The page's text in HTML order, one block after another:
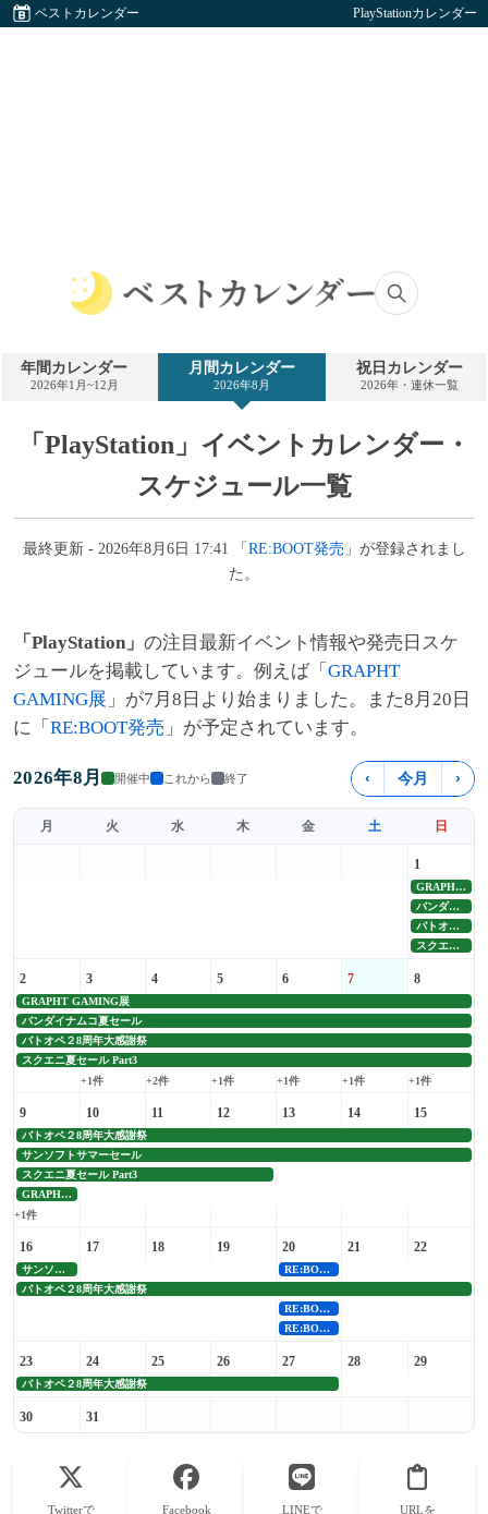
ベストカレンダー PlayStationカレンダー
ト
カ
ー
年間カレンダー
2026年1月~12月
月間カレンダー
2026年8月
祝日カレンダー
2026年・連休一覧
「PlayStation」イベントカレンダー・
スケジュール一覧
最終更新 - 2026年8月6日 17:41 「RE:BOOT発売 」が登録されまし
た。
「PlayStation」 の注目最新イベント情報や発売日スケ
ジュールを掲載しています。例えば「 GRAPHT
GAMING展 」が7月8日より始まりました。また8月20日
に「 RE:BOOT発売 」が予定されています。
2026年8月 開催中 これから 終了 ‹ 今月 ›
月 火 水 木 金 土 日
1
GRAPHT GAMING展
バンダイナムコ夏セール
バトオペ２8周年大感謝祭
スクエニ夏セール Part3
2 3 4 5 6 7 8
GRAPHT GAMING展
バンダイナムコ夏セール
バトオペ２8周年大感謝祭
スクエニ夏セール Part3
+1件
+2件 +1件 +1件 +1件 +1件
9 10 11 12 13 14 15
バトオペ２8周年大感謝祭
サンソフトサマーセール
スクエニ夏セール Part3
GRAPHT GAMING展
+1件
16 17 18 19 20 21 22
サンソフトサマーセール
RE:BOOT発売
バトオペ２8周年大感謝祭
RE:BOOT発売
RE:BOOT発売
23 24 25 26 27 28 29
バトオペ２8周年大感謝祭
30 31
Twitterで
Facebook
LINEで
URLを